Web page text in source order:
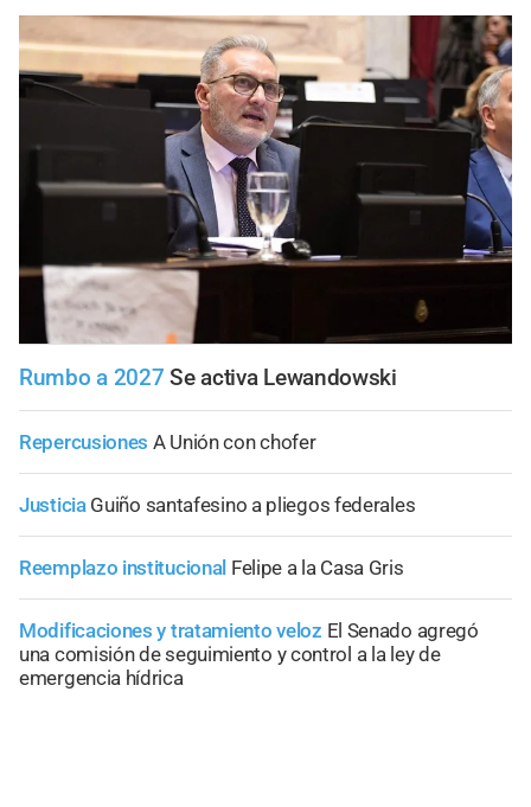
Rumbo a 2027 Se activa Lewandowski
Repercusiones A Unión con chofer
Justicia Guiño santafesino a pliegos federales
Reemplazo institucional Felipe a la Casa Gris
Modificaciones y tratamiento veloz El Senado agregó
una comisión de seguimiento y control a la ley de
emergencia hídrica